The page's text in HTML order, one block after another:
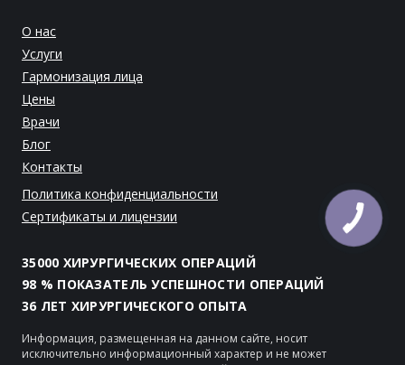
О нас
Услуги
Гармонизация лица
Цены
Врачи
Блог
Контакты
Политика конфиденциальности
Сертификаты и лицензии
35000 ХИРУРГИЧЕСКИХ ОПЕРАЦИЙ
98 % ПОКАЗАТЕЛЬ УСПЕШНОСТИ ОПЕРАЦИЙ
36 ЛЕТ ХИРУРГИЧЕСКОГО ОПЫТА
Информация, размещенная на данном сайте, носит
исключительно информационный характер и не может